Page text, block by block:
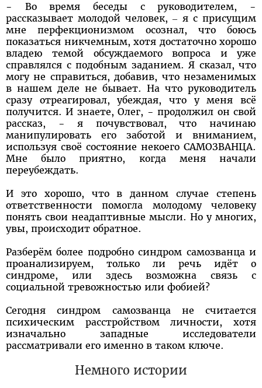
- Во время беседы с руководителем, -
рассказывает молодой человек, – я с присущим
мне перфекционизмом осознал, что боюсь
показаться никчемным, хотя достаточно хорошо
владею темой обсуждаемого вопроса и уже
справлялся с подобным заданием. Я сказал, что
могу не справиться, добавив, что незаменимых
в нашем деле не бывает. На что руководитель
сразу отреагировал, убеждая, что у меня всё
получится. И знаете, Олег, - продолжил он свой
рассказ, - я почувствовал, что начинаю
манипулировать его заботой и вниманием,
используя своё состояние некоего САМОЗВАНЦА.
Мне было приятно, когда меня начали
переубеждать.
И это хорошо, что в данном случае степень
ответственности помогла молодому человеку
понять свои неадаптивные мысли. Но у многих,
увы, происходит обратное.
Разберём более подробно синдром самозванца и
проанализируем, только ли речь идёт о
синдроме, или здесь возможна связь с
социальной тревожностью или фобией?
Сегодня синдром самозванца не считается
психическим расстройством личности, хотя
изначально западные исследователи
рассматривали его именно в таком ключе.
Немного истории